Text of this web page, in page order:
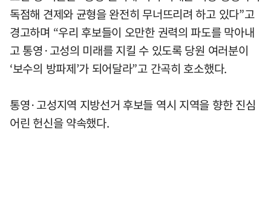
독점해 견제와 균형을 완전히 무너뜨리려 하고 있다”고
경고하며 “우리 후보들이 오만한 권력의 파도를 막아내
고 통영·고성의 미래를 지킬 수 있도록 당원 여러분이
‘보수의 방파제’가 되어달라”고 간곡히 호소했다.
통영·고성지역 지방선거 후보들 역시 지역을 향한 진심
어린 헌신을 약속했다.